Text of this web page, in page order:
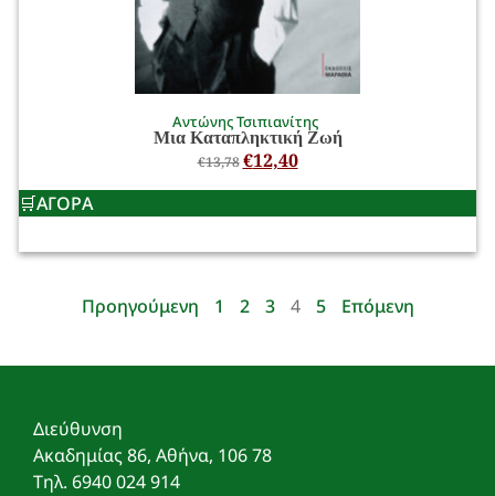
Αντώνης Τσιπιανίτης
Μια Καταπληκτική Ζωή
€13,78 €12,40
ΑΓΟΡΑ
Προηγούμενη 1 2 3 4 5 Επόμενη
Διεύθυνση
Ακαδημίας 86, Αθήνα, 106 78
Τηλ. 6940 024 914